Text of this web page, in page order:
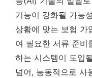
기능이 강화될 가능
상황에 맞는 보험 가
여 필요한 서류 준비
하는 시스템이 도입
넘어, 능동적으로 사